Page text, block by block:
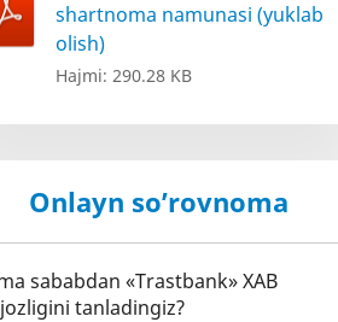
shartnoma namunasi (yuklab
olish)
Hajmi: 290.28 KB
Onlayn so’rovnoma
sababdan «Trastbank» XAB
tanladingiz?